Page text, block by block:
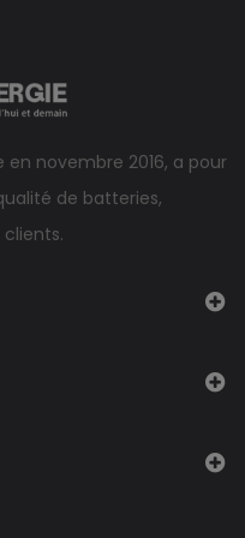
en novembre 2016, a pour
de batteries,